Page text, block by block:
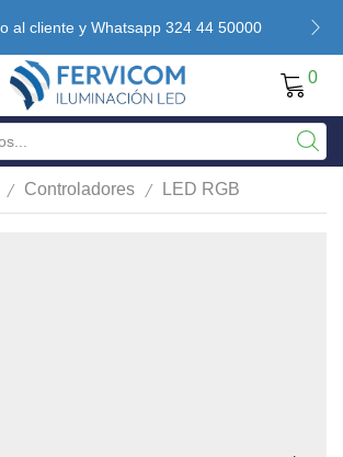
al cliente y Whatsapp 324 44 50000
0
/ Controladores / LED RGB